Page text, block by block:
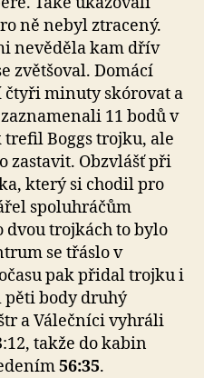
ně nebyl ztracený.
nevěděla kam dřív
zvětšoval. Domácí
minuty skórovat a
11 bodů v
trefil Boggs trojku, ale
zastavit. Obzvlášť při
který si chodil pro
spoluhráčům
dvou trojkách to bylo
se třáslo v
pak přidal trojku i
pěti body druhý
a Válečníci vyhráli
takže do kabin
56:35.